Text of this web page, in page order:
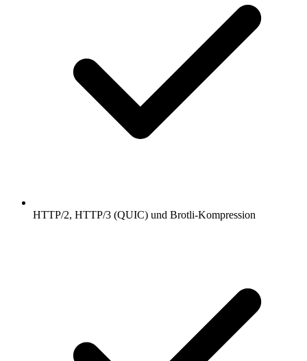
HTTP/2, HTTP/3 (QUIC) und Brotli-Kompression